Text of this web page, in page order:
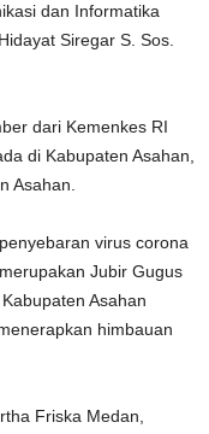
dan Informatika
Siregar S. Sos.
dari Kemenkes RI
di Kabupaten Asahan,
Asahan.
virus corona
Jubir Gugus
Asahan
himbauan
Friska Medan,